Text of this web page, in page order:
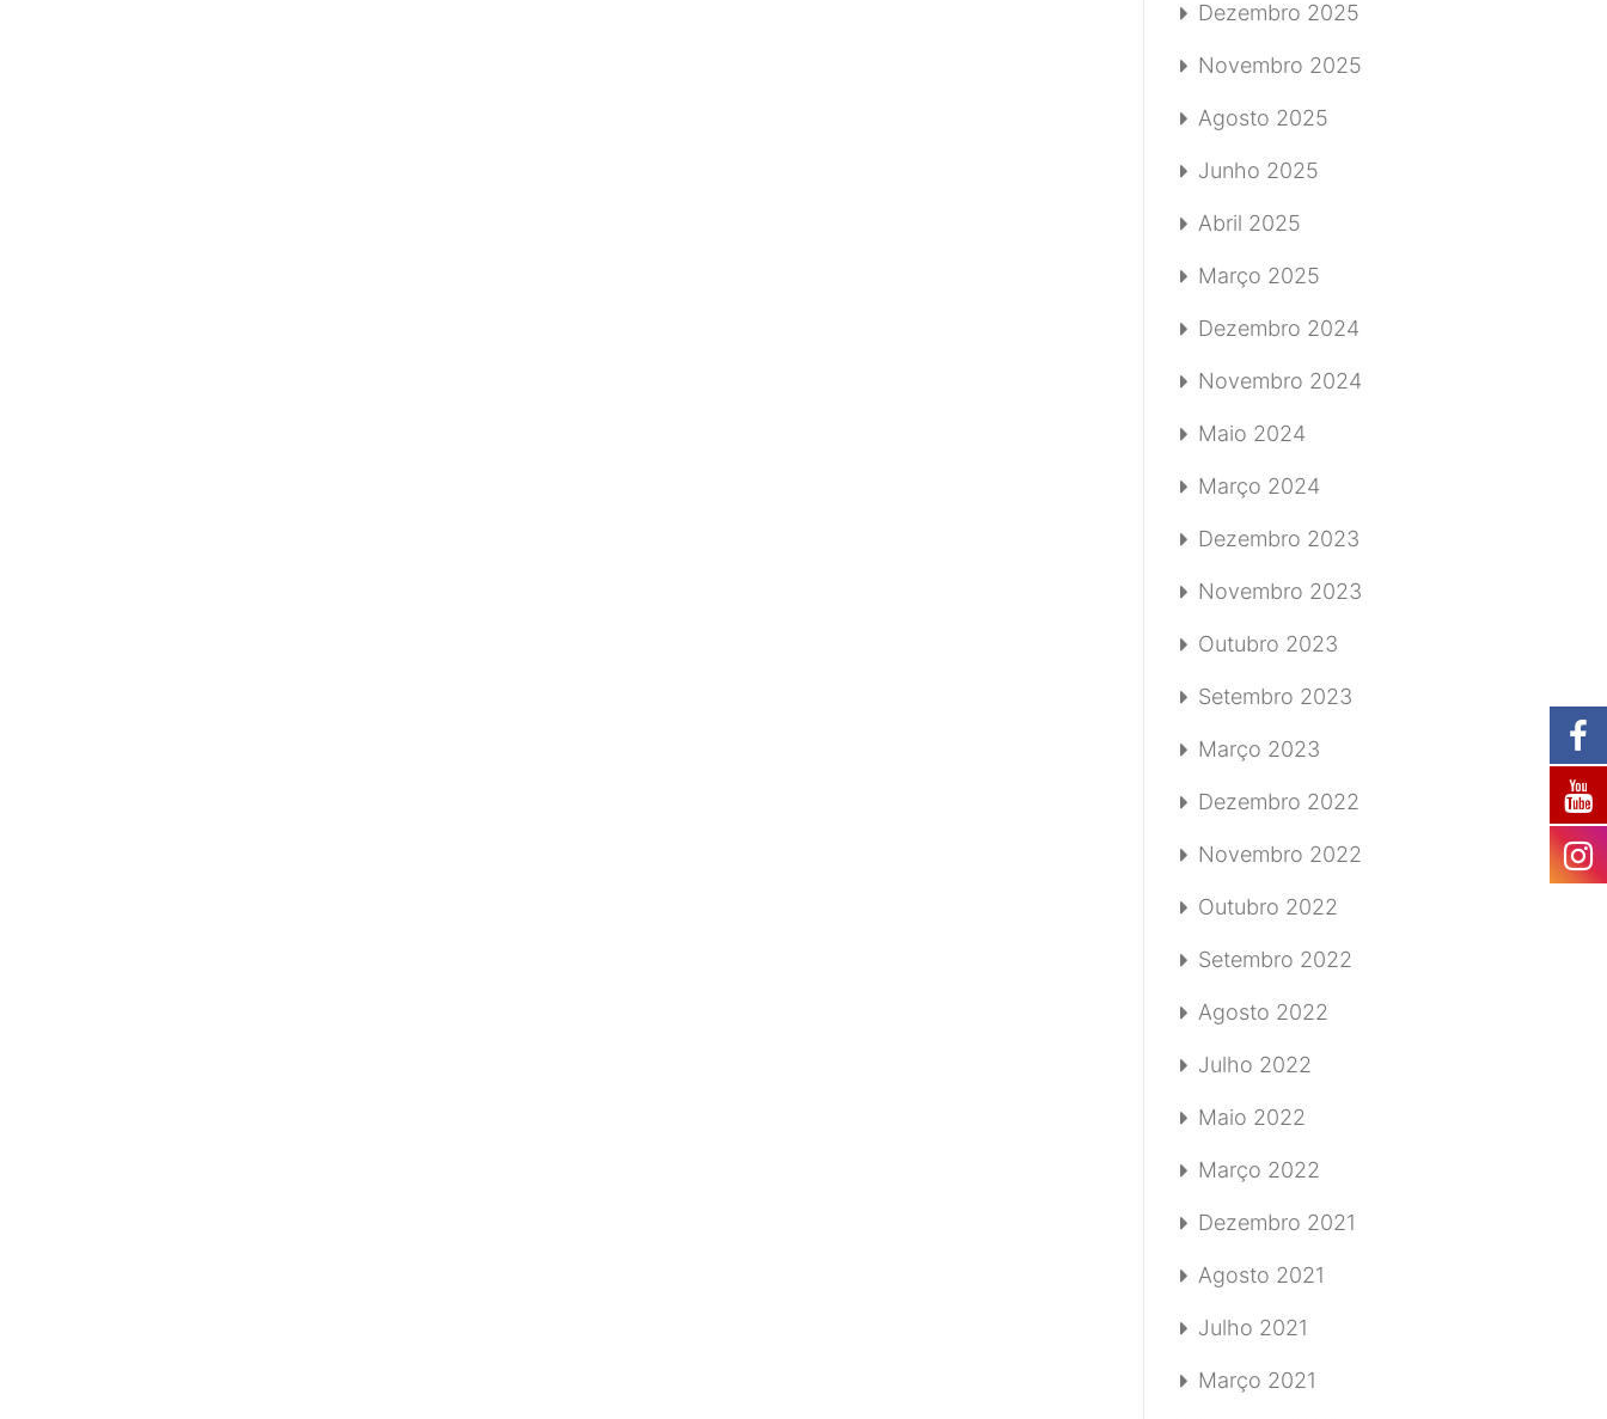
Dezembro 2025
Novembro 2025
Agosto 2025
Junho 2025
Abril 2025
Março 2025
Dezembro 2024
Novembro 2024
Maio 2024
Março 2024
Dezembro 2023
Novembro 2023
Outubro 2023
Setembro 2023
Março 2023
Dezembro 2022
Novembro 2022
Outubro 2022
Setembro 2022
Agosto 2022
Julho 2022
Maio 2022
Março 2022
Dezembro 2021
Agosto 2021
Julho 2021
Março 2021